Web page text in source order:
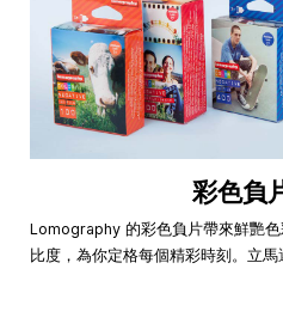
彩色負
Lomography 的彩色負片帶來鮮艷
比度，為你定格每個精彩時刻。立